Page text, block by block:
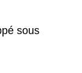
sous